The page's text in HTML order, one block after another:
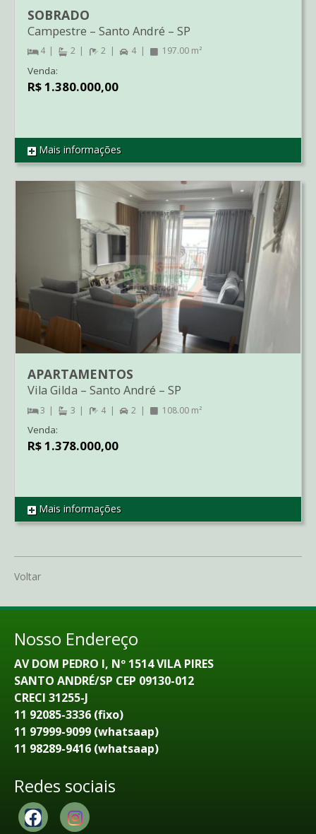
REF SO1448
SOBRADO
Campestre – Santo André – SP
4 2 2 4 197.00 m²
Venda:
R$ 1.380.000,00
Mais informações
REF AP2637
APARTAMENTOS
Vila Gilda – Santo André – SP
3 3 4 2 108.00 m²
Venda:
R$ 1.378.000,00
Mais informações
Voltar
Nosso Endereço
AV DOM PEDRO I, Nº 1514 VILA PIRES
SANTO ANDRÉ/SP CEP 09130-012
CRECI 31255-J
11 92085-3336 (fixo)
11 97999-9099 (whatsaap)
11 98289-9416 (whatsaap)
Redes sociais